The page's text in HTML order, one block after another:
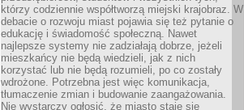
którzy codziennie współtworzą miejski krajobraz. W
debacie o rozwoju miast pojawia się też pytanie o
edukację i świadomość społeczną. Nawet
najlepsze systemy nie zadziałają dobrze, jeżeli
mieszkańcy nie będą wiedzieli, jak z nich
korzystać lub nie będą rozumieli, po co zostały
wdrożone. Potrzebna jest więc komunikacja,
tłumaczenie zmian i budowanie zaangażowania.
Nie wystarczy ogłosić, że miasto staje się